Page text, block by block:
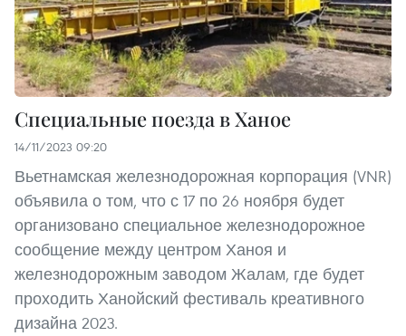
Специальные поезда в Ханое
14/11/2023 09:20
Вьетнамская железнодорожная корпорация (VNR)
объявила о том, что с 17 по 26 ноября будет
организовано специальное железнодорожное
сообщение между центром Ханоя и
железнодорожным заводом Жалам, где будет
проходить Ханойский фестиваль креативного
дизайна 2023.